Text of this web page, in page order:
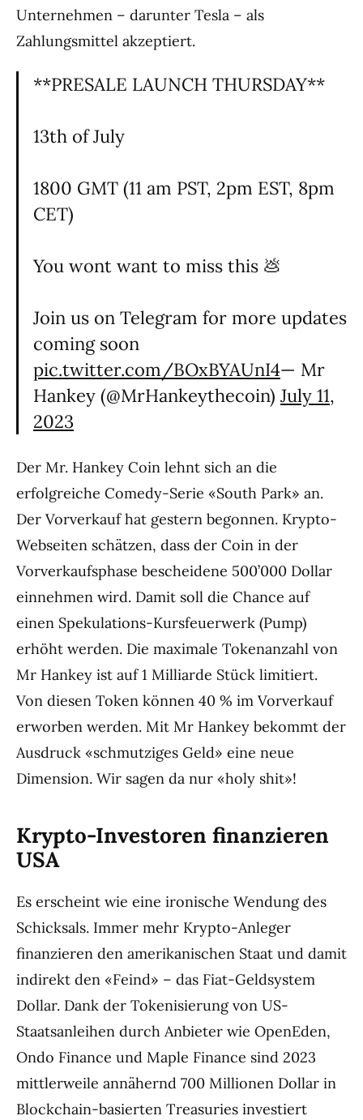
Unternehmen – darunter Tesla – als
Zahlungsmittel akzeptiert.
**PRESALE LAUNCH THURSDAY**
13th of July
1800 GMT (11 am PST, 2pm EST, 8pm
CET)
You wont want to miss this 💩
Join us on Telegram for more updates
coming soon
pic.twitter.com/BOxBYAUnI4— Mr
Hankey (@MrHankeythecoin) July 11,
2023
Der Mr. Hankey Coin lehnt sich an die
erfolgreiche Comedy-Serie «South Park» an.
Der Vorverkauf hat gestern begonnen. Krypto-
Webseiten schätzen, dass der Coin in der
Vorverkaufsphase bescheidene 500’000 Dollar
einnehmen wird. Damit soll die Chance auf
einen Spekulations-Kursfeuerwerk (Pump)
erhöht werden. Die maximale Tokenanzahl von
Mr Hankey ist auf 1 Milliarde Stück limitiert.
Von diesen Token können 40 % im Vorverkauf
erworben werden. Mit Mr Hankey bekommt der
Ausdruck «schmutziges Geld» eine neue
Dimension. Wir sagen da nur «holy shit»!
Krypto-Investoren finanzieren
USA
Es erscheint wie eine ironische Wendung des
Schicksals. Immer mehr Krypto-Anleger
finanzieren den amerikanischen Staat und damit
indirekt den «Feind» – das Fiat-Geldsystem
Dollar. Dank der Tokenisierung von US-
Staatsanleihen durch Anbieter wie OpenEden,
Ondo Finance und Maple Finance sind 2023
mittlerweile annähernd 700 Millionen Dollar in
Blockchain-basierten Treasuries investiert